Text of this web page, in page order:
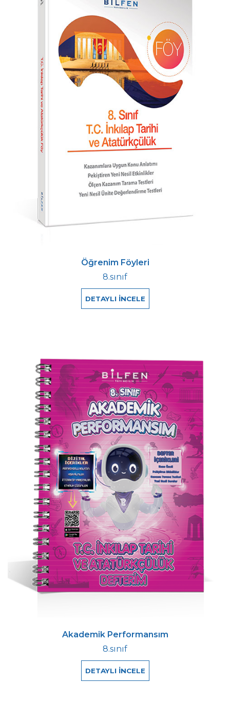
Öğrenim Föyleri
8.sınıf
DETAYLI İNCELE
Akademik Performansım
8.sınıf
DETAYLI İNCELE